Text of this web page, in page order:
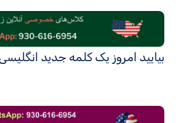
بیایید امروز یک کلمه جدید